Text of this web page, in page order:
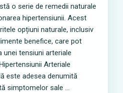
o serie de remedii naturale
hipertensiunii. Acest
opțiuni naturale, inclusiv
benefice, care pot
unei tensiuni arteriale
Arteriale
este adesea denumită
simptomelor sale ...